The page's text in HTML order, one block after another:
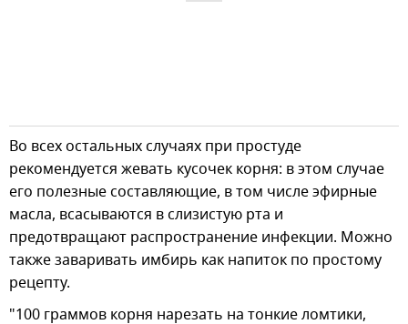
Во всех остальных случаях при простуде
рекомендуется жевать кусочек корня: в этом случае
его полезные составляющие, в том числе эфирные
масла, всасываются в слизистую рта и
предотвращают распространение инфекции. Можно
также заваривать имбирь как напиток по простому
рецепту.
"100 граммов корня нарезать на тонкие ломтики,